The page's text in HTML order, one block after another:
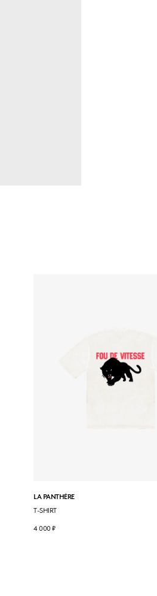
LA PANTHÈRE
T-SHIRT
4 000₽